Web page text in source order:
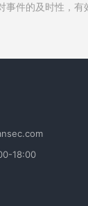
件的及时性，
18:00